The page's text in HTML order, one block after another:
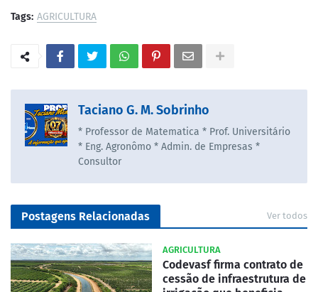
Tags: AGRICULTURA
Taciano G. M. Sobrinho
* Professor de Matematica * Prof. Universitário
* Eng. Agronômo * Admin. de Empresas *
Consultor
Postagens Relacionadas Ver todos
AGRICULTURA
Codevasf firma contrato de
cessão de infraestrutura de